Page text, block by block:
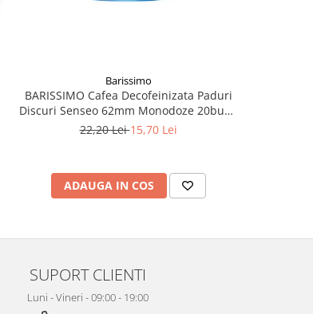
Barissimo
BARISSIMO Cafea Decofeinizata Paduri
Discuri Senseo 62mm Monodoze 20buc -
140g
22,20 Lei15,70 Lei
ADAUGA IN COS
SUPORT CLIENTI
Luni - Vineri - 09:00 - 19:00